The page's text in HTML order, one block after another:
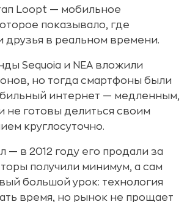
Loopt — мобильное
показывало, где
друзья в реальном времени.
Sequoia и NEA вложили
но тогда смартфоны были
интернет — медленным,
не готовы делиться своим
круглосуточно.
— в 2012 году его продали за
получили минимум, а сам
большой урок: технология
время, но рынок не прощает